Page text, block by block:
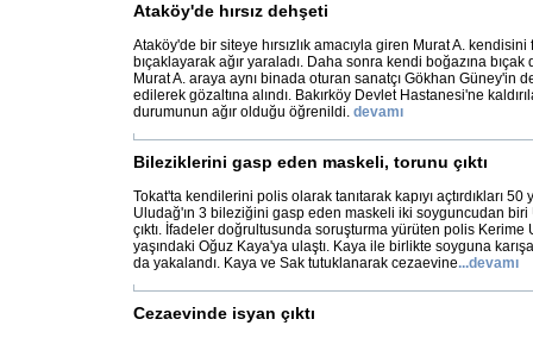
Ataköy'de hırsız dehşeti
Ataköy'de bir siteye hırsızlık amacıyla giren Murat A.
bıçaklayarak ağır yaraladı. Daha sonra kendi boğazına
Murat A. araya aynı binada oturan sanatçı Gökhan Güney'in
edilerek gözaltına alındı. Bakırköy Devlet Hastanesi'ne
durumunun ağır olduğu öğrenildi. devamı
Bileziklerini gasp eden maskeli, torunu çıktı
Tokat'ta kendilerini polis olarak tanıtarak kapıyı açtırdıkları 50
Uludağ'ın 3 bileziğini gasp eden maskeli iki soyguncudan biri
çıktı. İfadeler doğrultusunda soruşturma yürüten polis Kerime
yaşındaki Oğuz Kaya'ya ulaştı. Kaya ile birlikte soyguna
da yakalandı. Kaya ve Sak tutuklanarak cezaevine...devamı
Cezaevinde isyan çıktı